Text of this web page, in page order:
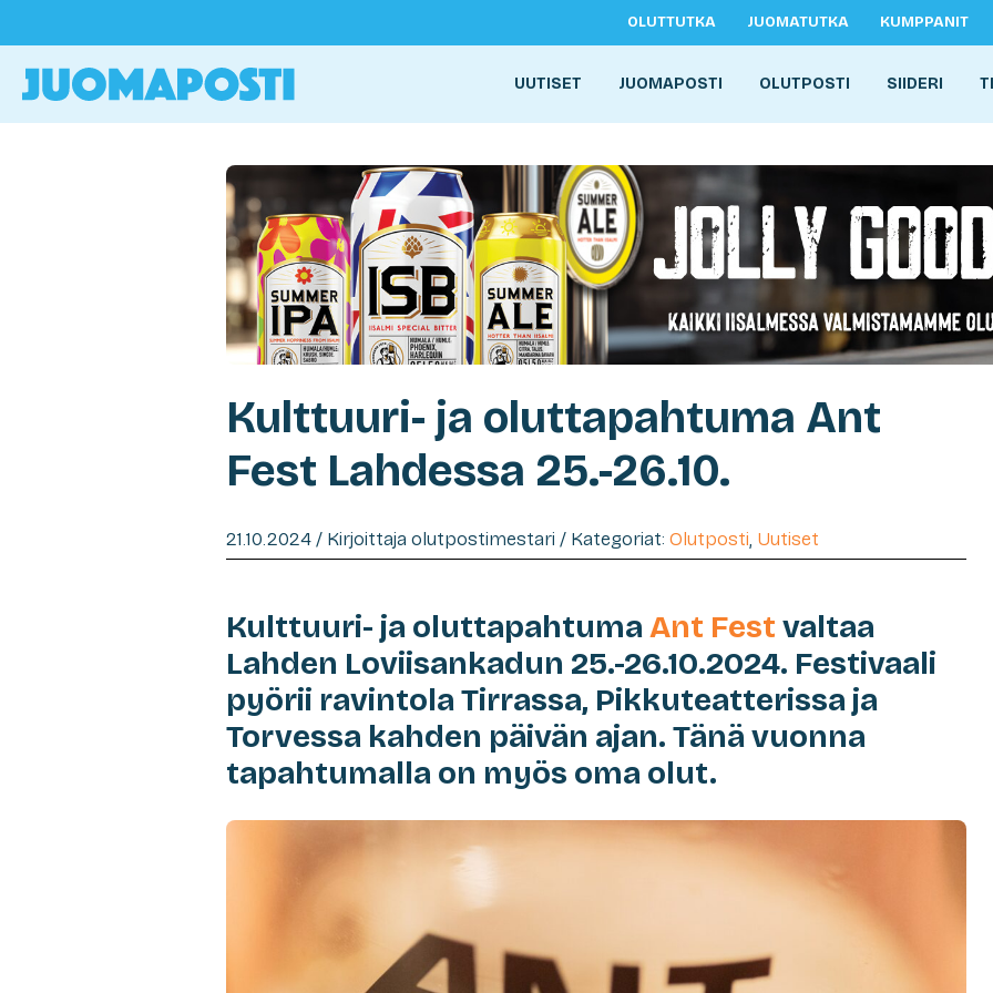
OLUTTUTKA JUOMATUTKA KUMPPANIT
UUTISET JUOMAPOSTI OLUTPOSTI SIIDERI
Kulttuuri- ja oluttapahtuma Ant
Fest Lahdessa 25.-26.10.
21.10.2024 / Kirjoittaja olutpostimestari / Kategoriat: Olutposti, Uutiset
Kulttuuri- ja oluttapahtumaAnt Fest valtaa
Lahden Loviisankadun 25.-26.10.2024. Festivaali
pyörii ravintola Tirrassa, Pikkuteatterissa ja
Torvessa kahden päivän ajan. Tänä vuonna
tapahtumalla on myös oma olut.